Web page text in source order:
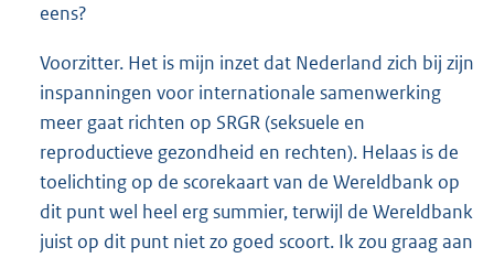
eens?
Voorzitter. Het is mijn inzet dat Nederland zich bij zijn
inspanningen voor internationale samenwerking
meer gaat richten op SRGR (seksuele en
reproductieve gezondheid en rechten). Helaas is de
toelichting op de scorekaart van de Wereldbank op
dit punt wel heel erg summier, terwijl de Wereldbank
juist op dit punt niet zo goed scoort. Ik zou graag aan